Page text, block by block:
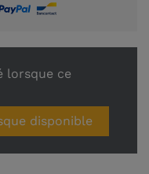
lorsque ce
disponible